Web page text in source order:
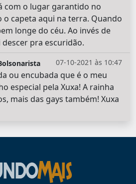
com o lugar garantido no
o capeta aqui na terra. Quando
longe do céu. Ao invés de
pra escuridão.
07-10-2021 às 10:47
ou encubada que é o meu
especial pela Xuxa! A rainha
mais das gays também! Xuxa